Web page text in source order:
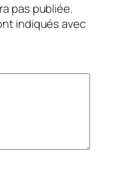
pas publiée.
indiqués avec